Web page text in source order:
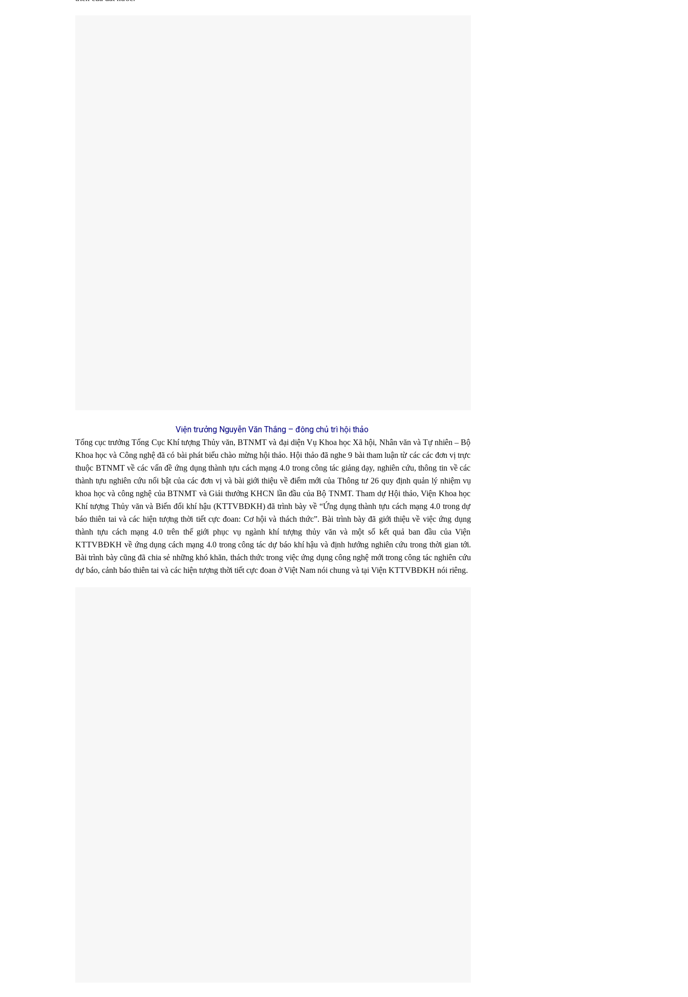
Viện trưởng Nguyễn Văn Thắng – đông chủ trì hội thảo
Tổng cục trưởng Tổng Cục Khí tượng Thủy văn, BTNMT và đại diện Vụ Khoa học Xã hội, Nhân văn và Tự nhiên – Bộ
Khoa học và Công nghệ đã có bài phát biểu chào mừng hội thảo. Hội thảo đã nghe 9 bài tham luận từ các các đơn vị trực
thuộc BTNMT về các vấn đề ứng dụng thành tựu cách mạng 4.0 trong công tác giảng dạy, nghiên cứu, thông tin về các
thành tựu nghiên cứu nổi bật của các đơn vị và bài giới thiệu về điểm mới của Thông tư 26 quy định quản lý nhiệm vụ
khoa học và công nghệ của BTNMT và Giải thưởng KHCN lần đầu của Bộ TNMT. Tham dự Hội thảo, Viện Khoa học
Khí tượng Thủy văn và Biến đổi khí hậu (KTTVBĐKH) đã trình bày về “Ứng dụng thành tựu cách mạng 4.0 trong dự
báo thiên tai và các hiện tượng thời tiết cực đoan: Cơ hội và thách thức”. Bài trình bày đã giới thiệu về việc ứng dụng
thành tựu cách mạng 4.0 trên thế giới phục vụ ngành khí tượng thủy văn và một số kết quả ban đầu của Viện
KTTVBĐKH về ứng dụng cách mạng 4.0 trong công tác dự báo khí hậu và định hướng nghiên cứu trong thời gian tới.
Bài trình bày cũng đã chia sẻ những khó khăn, thách thức trong việc ứng dụng công nghệ mới trong công tác nghiên cứu
dự báo, cảnh báo thiên tai và các hiện tượng thời tiết cực đoan ở Việt Nam nói chung và tại Viện KTTVBĐKH nói riêng.